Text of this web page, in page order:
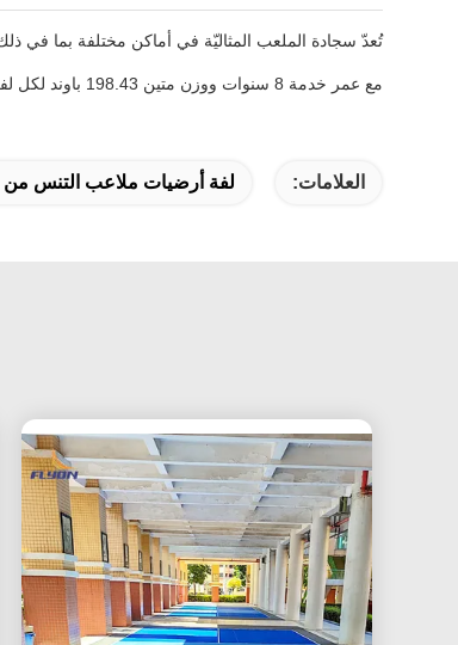
تُعدّ سجادة الملعب المثاليّة في أماكن مختلفة بما في
مع عمر خدمة 8 سنوات ووزن متين 198.43 باوند لكل لفة، توفر هذه السجادة قيمة طويلة الأجل واستقرار. متاحة للطلب مع شروط دفع مرنة والتسليم في غضون 7-30 يوم عمل.
العلامات: لفة أرضيات ملاعب التنس من Padel